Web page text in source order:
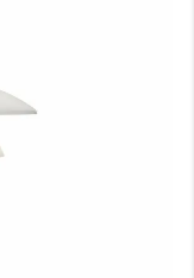
に入る照明器具が美
ております。